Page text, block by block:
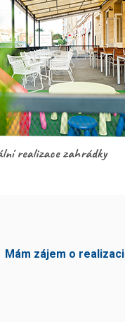
Mám zájem o realizaci